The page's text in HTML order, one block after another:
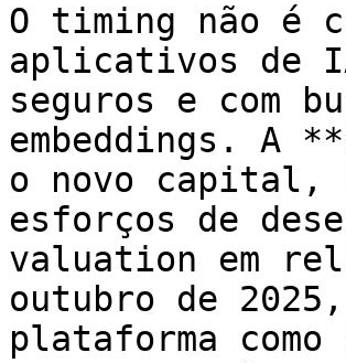
O timing não é
aplicativos de
seguros e com
embeddings. A
o novo capital,
esforços de
valuation em
outubro de
plataforma